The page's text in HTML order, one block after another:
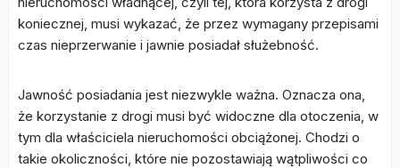
koniecznej, musi wykazać, że przez wymagany przepisami
czas nieprzerwanie i jawnie posiadał służebność.
Jawność posiadania jest niezwykle ważna. Oznacza ona,
że korzystanie z drogi musi być widoczne dla otoczenia, w
tym dla właściciela nieruchomości obciążonej. Chodzi o
takie okoliczności, które nie pozostawiają wątpliwości co